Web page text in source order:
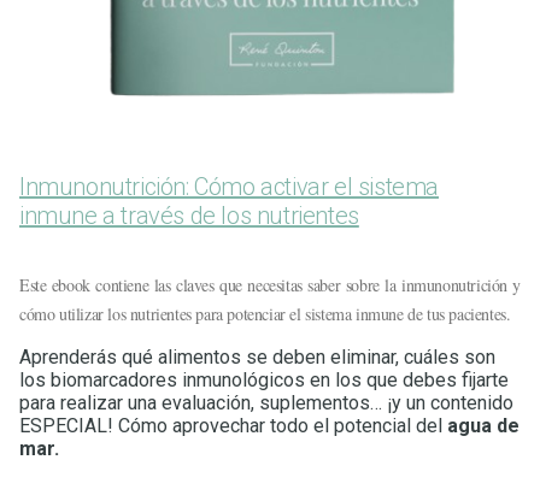
Inmunonutrición: Cómo activar el sistema
inmune a través de los nutrientes
Este ebook contiene las claves que necesitas saber sobre la inmunonutrición y
cómo utilizar los nutrientes para potenciar el sistema inmune de tus pacientes.
Aprenderás qué alimentos se deben eliminar, cuáles son
los biomarcadores inmunológicos en los que debes fijarte
para realizar una evaluación, suplementos… ¡y un contenido
ESPECIAL! Cómo aprovechar todo el potencial del agua de
mar.